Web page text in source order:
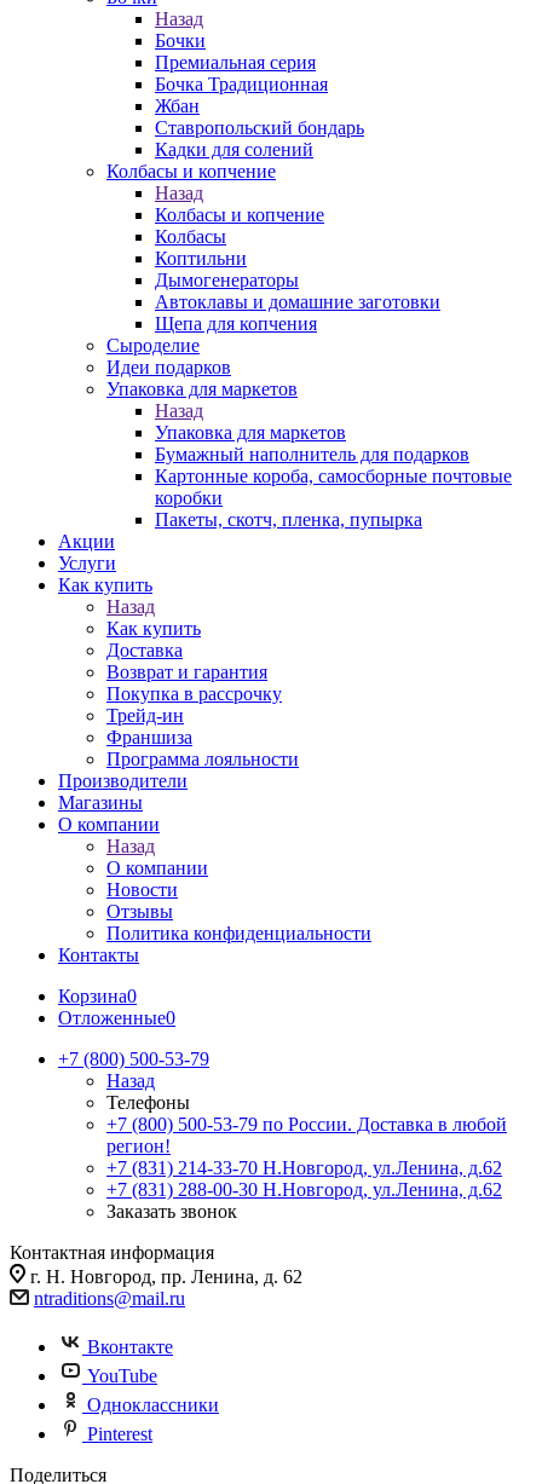
Назад
Бочки
Премиальная серия
Бочка Традиционная
Жбан
Ставропольский бондарь
Кадки для солений
Колбасы и копчение
Назад
Колбасы и копчение
Колбасы
Коптильни
Дымогенераторы
Автоклавы и домашние заготовки
Щепа для копчения
Сыроделие
Идеи подарков
Упаковка для маркетов
Назад
Упаковка для маркетов
Бумажный наполнитель для подарков
Картонные короба, самосборные почтовые
коробки
Пакеты, скотч, пленка, пупырка
Акции
Услуги
Как купить
Назад
Как купить
Доставка
Возврат и гарантия
Покупка в рассрочку
Трейд-ин
Франшиза
Программа лояльности
Производители
Магазины
О компании
Назад
О компании
Новости
Отзывы
Политика конфиденциальности
Контакты
Корзина0
Отложенные0
+7 (800) 500-53-79
Назад
Телефоны
+7 (800) 500-53-79 по России. Доставка в любой
регион!
+7 (831) 214-33-70 Н.Новгород, ул.Ленина, д.62
+7 (831) 288-00-30 Н.Новгород, ул.Ленина, д.62
Заказать звонок
Контактная информация
г. Н. Новгород, пр. Ленина, д. 62
ntraditions@mail.ru
Вконтакте
YouTube
Одноклассники
Pinterest
Поделиться